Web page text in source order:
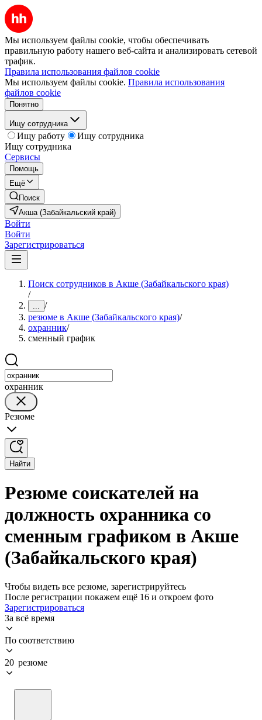
Мы используем файлы cookie, чтобы обеспечивать
правильную работу нашего веб-сайта и анализировать сетевой
трафик.
Правила использования файлов cookie
Мы используем файлы cookie. Правила использования
файлов cookie
Понятно
Ищу сотрудника
Ищу работу
Ищу сотрудника
Ищу сотрудника
Сервисы
Помощь
Ещё
Поиск
Акша (Забайкальский край)
Войти
Войти
Зарегистрироваться
Поиск сотрудников в Акше (Забайкальского края)
/
... /
резюме в Акше (Забайкальского края)/
охранник/
сменный график
охранник
Резюме
Найти
Резюме соискателей на
должность охранника со
сменным графиком в Акше
(Забайкальского края)
Чтобы видеть все резюме, зарегистрируйтесь
После регистрации покажем ещё 16 и откроем фото
Зарегистрироваться
За всё время
По соответствию
20 резюме